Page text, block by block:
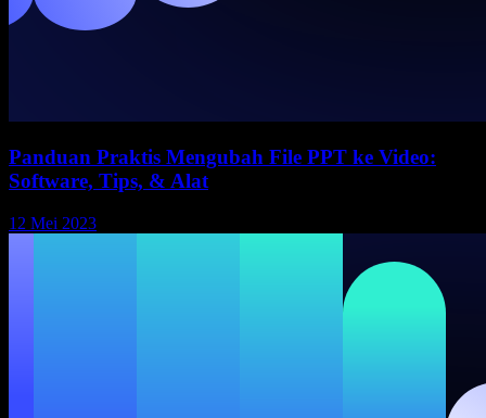
Panduan Praktis Mengubah File PPT ke Video:
Software, Tips, & Alat
12 Mei 2023